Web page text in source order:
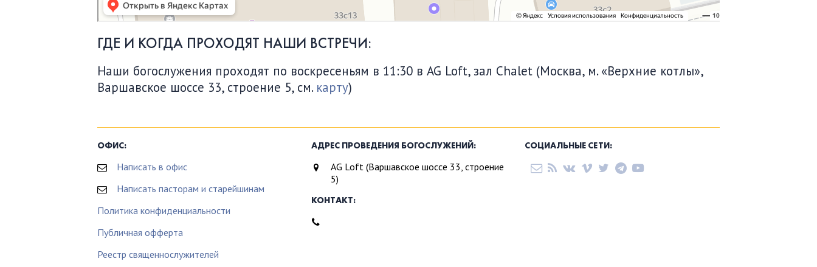
ГДЕ И КОГДА ПРОХОДЯТ НАШИ ВСТРЕЧИ:
Наши богослужения проходят по воскресеньям в 11:30 в AG Loft, зал Chalet (Москва, м. «Верхние котлы»,
Варшавское шоссе 33, строение 5, см. карту)
ОФИС:
Написать в офис
Написать пасторам и старейшинам
Политика конфиденциальности
Публичная офферта
Реестр священнослужителей
АДРЕС ПРОВЕДЕНИЯ БОГОСЛУЖЕНИЙ:
AG Loft (Варшавское шоссе 33, строение
5)
КОНТАКТ:
СОЦИАЛЬНЫЕ СЕТИ: